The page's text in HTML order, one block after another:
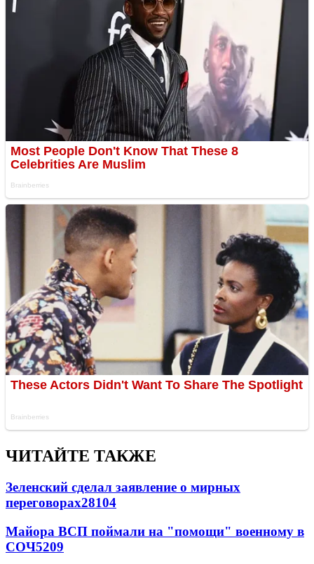
ЧИТАЙТЕ ТАКЖЕ
Зеленский сделал заявление о мирных
переговорах28104
Майора ВСП поймали на "помощи" военному в
СОЧ5209